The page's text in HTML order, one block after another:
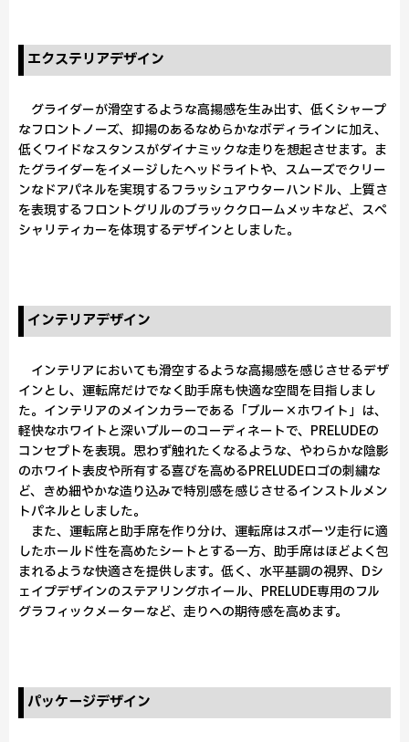
エクステリアデザイン
グライダーが滑空するような高揚感を生み出す、低くシャープ
なフロントノーズ、抑揚のあるなめらかなボディラインに加え、
低くワイドなスタンスがダイナミックな走りを想起させます。ま
たグライダーをイメージしたヘッドライトや、スムーズでクリー
ンなドアパネルを実現するフラッシュアウターハンドル、上質さ
を表現するフロントグリルのブラッククロームメッキなど、スペ
シャリティカーを体現するデザインとしました。
インテリアデザイン
インテリアにおいても滑空するような高揚感を感じさせるデザ
インとし、運転席だけでなく助手席も快適な空間を目指しまし
た。インテリアのメインカラーである「ブルー×ホワイト」は、
軽快なホワイトと深いブルーのコーディネートで、PRELUDEの
コンセプトを表現。思わず触れたくなるような、やわらかな陰影
のホワイト表皮や所有する喜びを高めるPRELUDEロゴの刺繍な
ど、きめ細やかな造り込みで特別感を感じさせるインストルメン
トパネルとしました。
また、運転席と助手席を作り分け、運転席はスポーツ走行に適
したホールド性を高めたシートとする一方、助手席はほどよく包
まれるような快適さを提供します。低く、水平基調の視界、Dシ
ェイプデザインのステアリングホイール、PRELUDE専用のフル
グラフィックメーターなど、走りへの期待感を高めます。
パッケージデザイン